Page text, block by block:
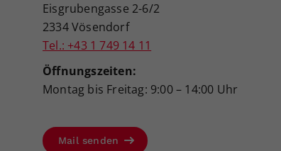
Eisgrubengasse 2-6/2
2334 Vösendorf
Tel.: +43 1 749 14 11
Öffnungszeiten:
Montag bis Freitag: 9:00 – 14:00 Uhr
Mail senden